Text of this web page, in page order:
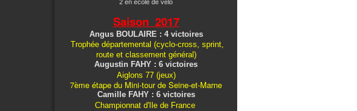
2 en école de vélo
Saison 2017
Angus BOULAIRE : 4 victoires
Trophée départemental (cyclo-cross, sprint,
route et classement général)
Augustin FAHY : 6 victoires
Aiglons 77 (jeux)
7ème étape du Mini-tour de Seine-et-Marne
Camille FAHY : 6 victoires
Championnat d'Ile de France